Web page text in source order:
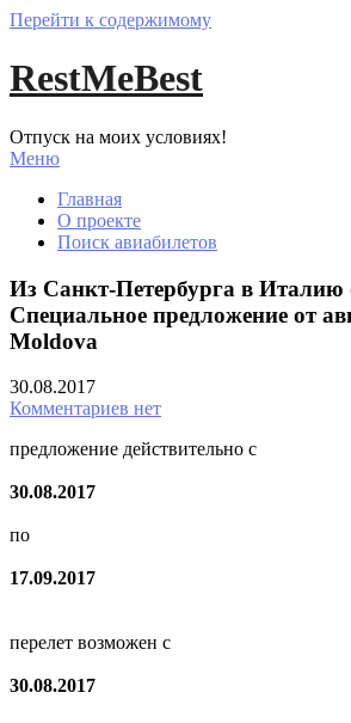
Перейти к содержимому
RestMeBest
Отпуск на моих условиях!
Меню
Главная
О проекте
Поиск авиабилетов
Из Санкт-Петербурга в Италию
Специальное предложение от
Moldova
30.08.2017
Комментариев нет
предложение действительно с
30.08.2017
по
17.09.2017
перелет возможен с
30.08.2017